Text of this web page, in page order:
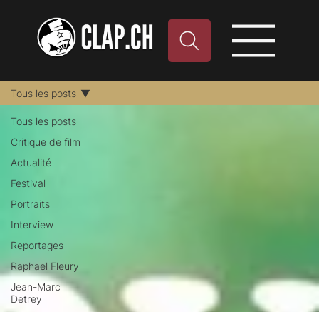
Tous les posts
Critique de film
Actualité
Festival
Portraits
Interview
Reportages
Raphael Fleury
Jean-Marc
Detrey
Tous les posts